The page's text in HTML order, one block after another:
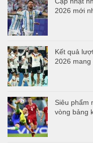
2026 mới
Kết quả
2026 mang
Siêu phẩm
vòng bảng